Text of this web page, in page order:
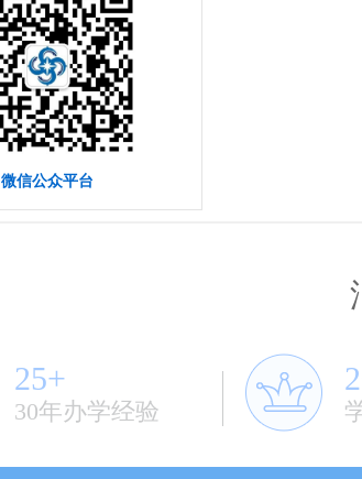
微信公众平台
25+
30年办学经验